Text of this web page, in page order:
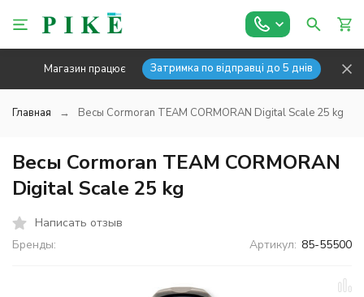
Магазин працює Затримка по відправці до 5 днів
Главная Весы Cormoran TEAM CORMORAN Digital Scale 25 kg
Весы Cormoran TEAM CORMORAN
Digital Scale 25 kg
Написать отзыв
Бренды:
Артикул: 85-55500